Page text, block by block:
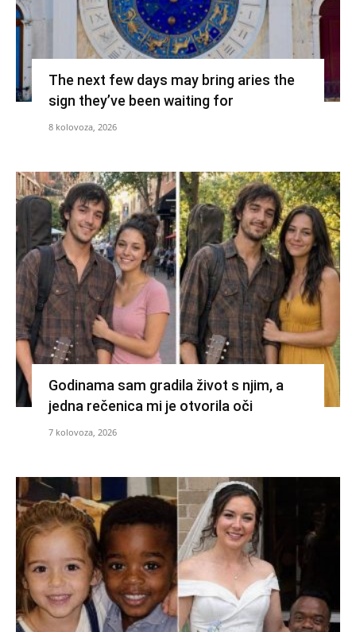
The next few days may bring aries the
sign they’ve been waiting for
8 kolovoza, 2026
Godinama sam gradila život s njim, a
jedna rečenica mi je otvorila oči
7 kolovoza, 2026